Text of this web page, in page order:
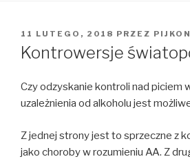
OPUBLIKOWANE
W
11 LUTEGO, 2018 PRZEZ
Kontrowersje
Czy odzyskanie kontroli nad piciem
uzależnienia od alkoholu jest
Z jednej strony jest to sprzeczne z
jako choroby w rozumieniu AA. Z